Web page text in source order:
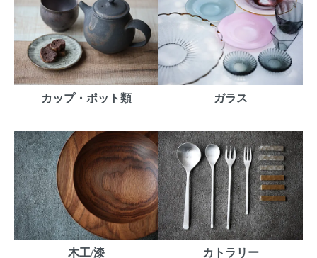
カップ・ポット類 ガラス
木工/漆 カトラリー